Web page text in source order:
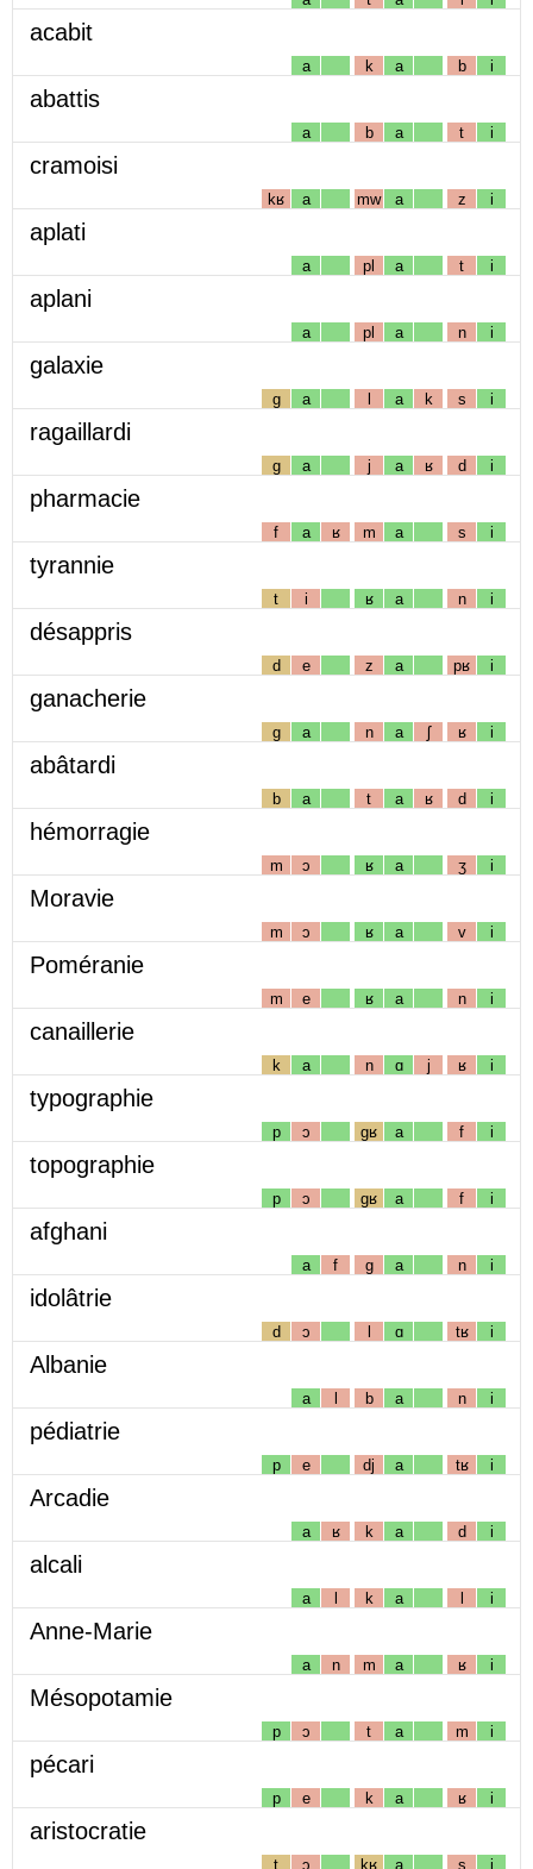
acabit
a k a b i
abattis
a b a t i
cramoisi
kʁ a mw a z i
aplati
a pl a t i
aplani
a pl a n i
galaxie
g a l a k s i
ragaillardi
g a j a ʁ d i
pharmacie
f a ʁ m a s i
tyrannie
t i ʁ a n i
désappris
d e z a pʁ i
ganacherie
g a n a ʃ ʁ i
abâtardi
b a t a ʁ d i
hémorragie
m ɔ ʁ a ʒ i
Moravie
m ɔ ʁ a v i
Poméranie
m e ʁ a n i
canaillerie
k a n ɑ j ʁ i
typographie
p ɔ gʁ a f i
topographie
p ɔ gʁ a f i
afghani
a f g a n i
idolâtrie
d ɔ l ɑ tʁ i
Albanie
a l b a n i
pédiatrie
p e dj a tʁ i
Arcadie
a ʁ k a d i
alcali
a l k a l i
Anne-Marie
a n m a ʁ i
Mésopotamie
p ɔ t a m i
pécari
p e k a ʁ i
aristocratie
t ɔ kʁ a s i